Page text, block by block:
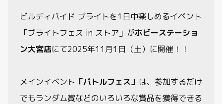
カード検索・デッキ構築
デッキ検索
大会・イベント
ビルディバイド ブライトを1日中楽しめるイベント
「ブライトフェス in ストア」がホビーステーショ
ン大宮店にて2025年11月1日（土）に開催！！
メインイベント 「バトルフェス」 は、参加するだけ
でもランダム賞などのいろいろな賞品を獲得できる